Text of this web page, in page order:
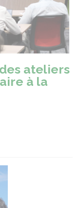
ateliers
à la